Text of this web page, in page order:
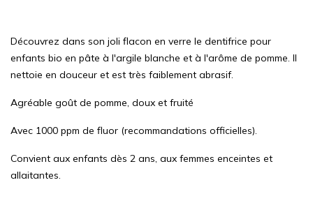
Découvrez dans son joli flacon en verre le dentifrice pour
enfants bio en pâte à l'argile blanche et à l'arôme de pomme. Il
nettoie en douceur et est très faiblement abrasif.
Agréable goût de pomme, doux et fruité
Avec 1000 ppm de fluor (recommandations officielles).
Convient aux enfants dès 2 ans, aux femmes enceintes et
allaitantes.